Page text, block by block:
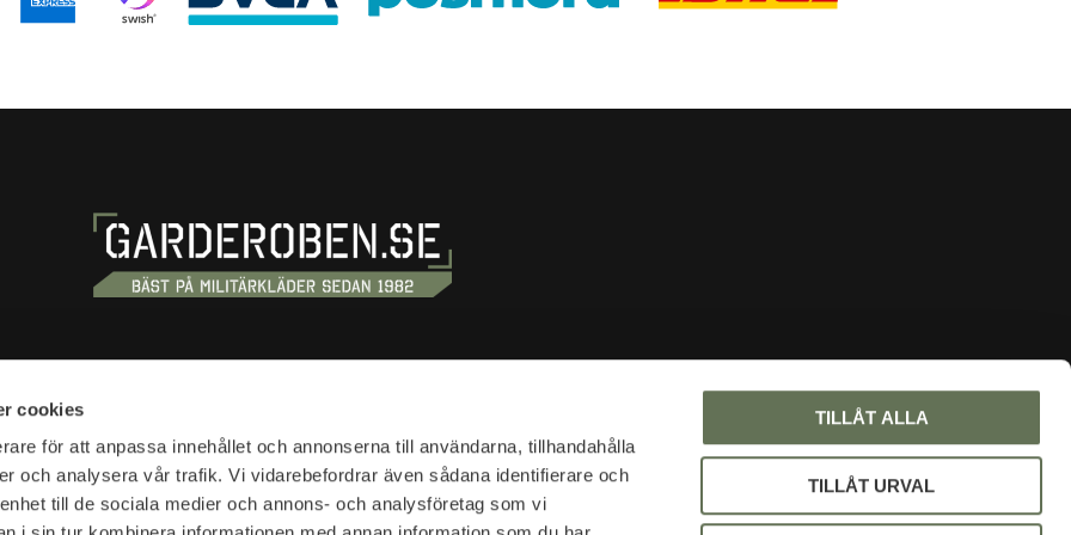
cookies
för att anpassa innehållet och annonserna till användarna, tillhandahålla
och analysera vår trafik. Vi vidarebefordrar även sådana identifierare och
till de sociala medier och annons- och analysföretag som vi
TILLÅT ALLA
TILLÅT URVAL
20
Terms and conditions
Customer service
Shipping & delivery
About us
Blog